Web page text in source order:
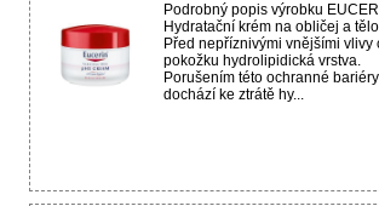
Podrobný popis výrobku
Hydratační krém na obličej a
Před nepříznivými vnějšími vlivy
pokožku hydrolipidická vrstva.
Porušením této ochranné bariéry
dochází ke ztrátě hy...